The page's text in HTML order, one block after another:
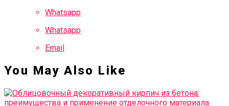
Whatsapp
Whatsapp
Email
You May Also Like